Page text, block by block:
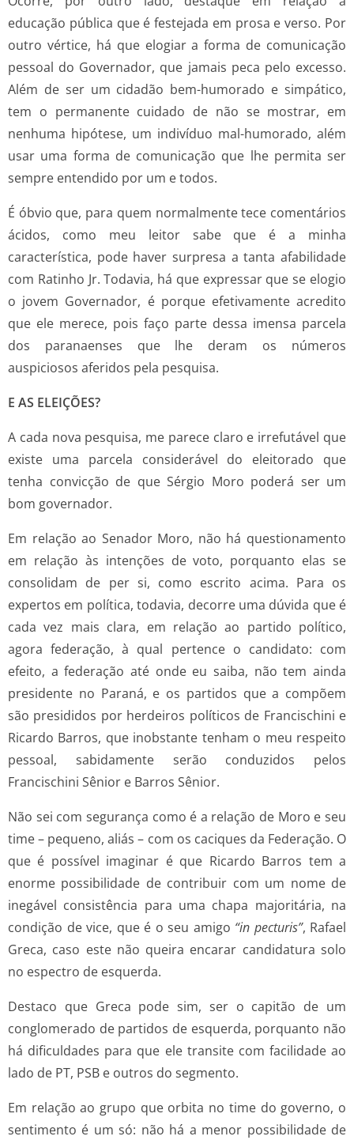
educação pública que é festejada em prosa e verso. Por
outro vértice, há que elogiar a forma de comunicação
pessoal do Governador, que jamais peca pelo excesso.
Além de ser um cidadão bem-humorado e simpático,
tem o permanente cuidado de não se mostrar, em
nenhuma hipótese, um indivíduo mal-humorado, além
usar uma forma de comunicação que lhe permita ser
sempre entendido por um e todos.
É óbvio que, para quem normalmente tece comentários
ácidos, como meu leitor sabe que é a minha
característica, pode haver surpresa a tanta afabilidade
com Ratinho Jr. Todavia, há que expressar que se elogio
o jovem Governador, é porque efetivamente acredito
que ele merece, pois faço parte dessa imensa parcela
dos paranaenses que lhe deram os números
auspiciosos aferidos pela pesquisa.
E AS ELEIÇÕES?
A cada nova pesquisa, me parece claro e irrefutável que
existe uma parcela considerável do eleitorado que
tenha convicção de que Sérgio Moro poderá ser um
bom governador.
Em relação ao Senador Moro, não há questionamento
em relação às intenções de voto, porquanto elas se
consolidam de per si, como escrito acima. Para os
expertos em política, todavia, decorre uma dúvida que é
cada vez mais clara, em relação ao partido político,
agora federação, à qual pertence o candidato: com
efeito, a federação até onde eu saiba, não tem ainda
presidente no Paraná, e os partidos que a compõem
são presididos por herdeiros políticos de Francischini e
Ricardo Barros, que inobstante tenham o meu respeito
pessoal, sabidamente serão conduzidos pelos
Francischini Sênior e Barros Sênior.
Não sei com segurança como é a relação de Moro e seu
time – pequeno, aliás – com os caciques da Federação. O
que é possível imaginar é que Ricardo Barros tem a
enorme possibilidade de contribuir com um nome de
inegável consistência para uma chapa majoritária, na
condição de vice, que é o seu amigo “in pecturis”, Rafael
Greca, caso este não queira encarar candidatura solo
no espectro de esquerda.
Destaco que Greca pode sim, ser o capitão de um
conglomerado de partidos de esquerda, porquanto não
há dificuldades para que ele transite com facilidade ao
lado de PT, PSB e outros do segmento.
Em relação ao grupo que orbita no time do governo, o
sentimento é um só: não há a menor possibilidade de